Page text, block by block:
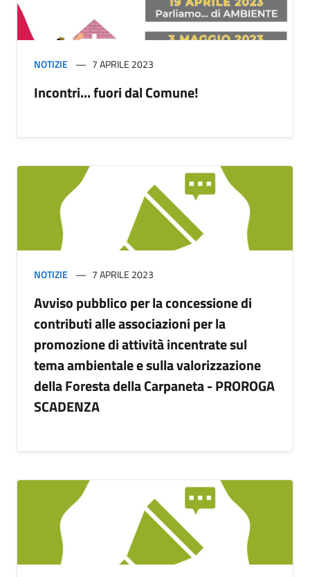
NOTIZIE 7 APRILE 2023
Incontri... fuori dal Comune!
NOTIZIE 7 APRILE 2023
Avviso pubblico per la concessione di
contributi alle associazioni per la
promozione di attività incentrate sul
tema ambientale e sulla valorizzazione
della Foresta della Carpaneta - PROROGA
SCADENZA